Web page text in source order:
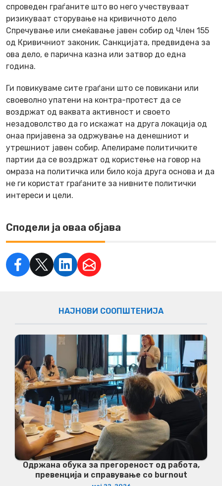
спроведен граѓаните што во него учествуваат
ризикуваат сторување на кривичното дело
Спречување или смеќавање јавен собир од Член 155
од Кривичниот законик. Санкцијата, предвидена за
ова дело, е парична казна или затвор до една
година.
Ги повикуваме сите граѓани што се повикани или
своеволно упатени на контра-протест да се
воздржат од ваквата активност и своето
незадоволство да го искажат на друга локација од
онаа пријавена за одржување на денешниот и
утрешниот јавен собир. Апелираме политичките
партии да се воздржат од користење на говор на
омраза на политичка или било која друга основа и да
не ги користат граѓаните за нивните политички
интереси и цели.
Сподели ја оваа објава
НАЈНОВИ СООПШТЕНИЈА
Одржана обука за прегореност од работа,
превенција и справување со burnout